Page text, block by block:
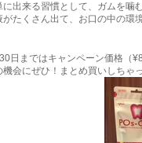
に出来る習慣として、ガムを噛
がたくさん出て、お口の中の
日まではキャンペーン価格（
機会にぜひ！まとめ買いしちゃ